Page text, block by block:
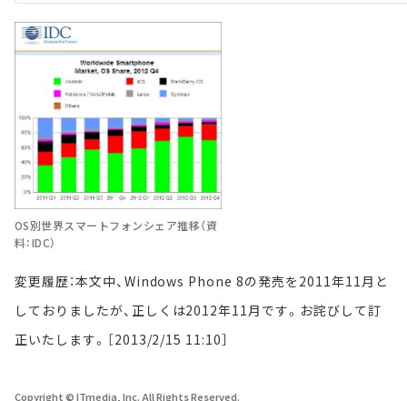
OS別世界スマートフォンシェア推移（資
料：IDC）
変更履歴：本文中、Windows Phone 8の発売を2011年11月と
しておりましたが、正しくは2012年11月です。お詫びして訂
正いたします。［2013/2/15 11:10］
Copyright © ITmedia, Inc. All Rights Reserved.